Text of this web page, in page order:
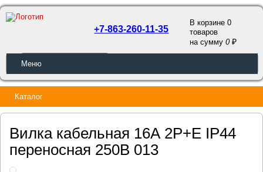
ОБРАТНЫЙ ЗВОНОК
+7-863-260-11-35
В корзине 0
товаров
на сумму0
Меню
Каталог
Вилка кабельная 16А 2Р+E IР44
переносная 250В 013